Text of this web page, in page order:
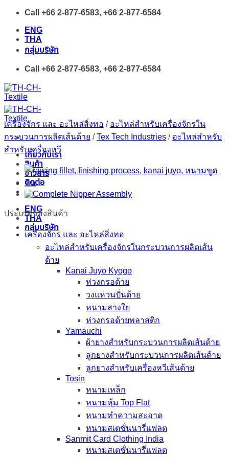
Skip
content
Call +66 2-877-6583, +66 2-877-6584
ENG
THA
กลุ่มบริษัท
Call +66 2-877-6583, +66 2-877-6584
เกี่ยวกับเรา
สินค้า
ข่าวสาร
ติดต่อ
ENG
THA
กลุ่มบริษัท
เครื่องจักร และ อะไหล่สิ่งทอ / อะไหล่สำหรับเครื่องจักรใน
กระบวนการผลิตเส้นด้าย / Tex Tech Industries / อะไหล่สำหรับ
สำหรับเครื่องหวี
ประเภทของสินค้า
เครื่องจักร และ อะไหล่สิ่งทอ
อะไหล่สำหรับเครื่องจักรในกระบวนการผลิตเส้น
ด้าย
Kanai Juyo Kyogo
ห่วงกรอด้าย
วงแหวนปั่นด้าย
หนามสางใย
ห่วงกรอด้ายพลาสติก
Yamauchi
ผ้ายางสำหรับกระบวนการผลิตเส้นด้าย
ลูกยางสำหรับกระบวนการผลิตเส้นด้าย
ลูกยางสำหรับเครื่องหวีเส้นด้าย
Tosin
หนามเหล็ก
หนามหุ้ม Top Flat
หนามทำความสะอาด
หนามสเตชั่นนารี่แฟลต
Sanmit Card Clothing India
หนามสเตชั่นนารี่แฟลต